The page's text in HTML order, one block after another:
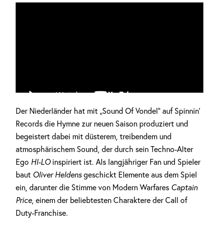
Der Niederländer hat mit „Sound Of Vondel“ auf Spinnin‘
Records die Hymne zur neuen Saison produziert und
begeistert dabei mit düsterem, treibendem und
atmosphärischem Sound, der durch sein Techno-Alter
Ego HI-LOinspiriert ist. Als langjähriger Fan und Spieler
baut Oliver Heldensgeschickt Elemente aus dem Spiel
ein, darunter die Stimme von Modern Warfares Captain
Price, einem der beliebtesten Charaktere der Call of
Duty-Franchise.